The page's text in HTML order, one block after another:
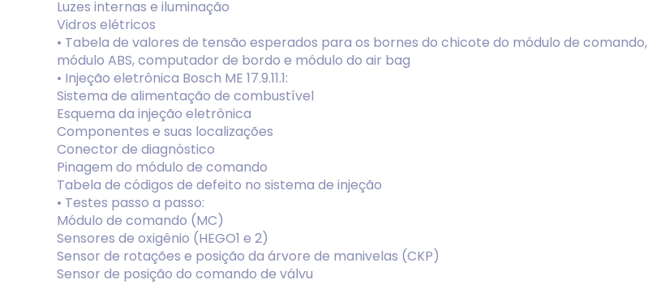
Luzes internas e iluminação
Vidros elétricos
• Tabela de valores de tensão esperados para os bornes do chicote do módulo de comando,
módulo ABS, computador de bordo e módulo do air bag
• Injeção eletrônica Bosch ME 17.9.11.1:
Sistema de alimentação de combustível
Esquema da injeção eletrônica
Componentes e suas localizações
Conector de diagnóstico
Pinagem do módulo de comando
Tabela de códigos de defeito no sistema de injeção
• Testes passo a passo:
Módulo de comando (MC)
Sensores de oxigênio (HEGO1 e 2)
Sensor de rotações e posição da árvore de manivelas (CKP)
Sensor de posição do comando de válvu